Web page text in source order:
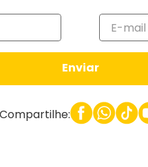
Enviar
Compartilhe: